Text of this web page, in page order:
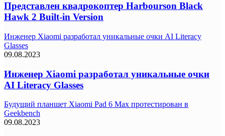
Представлен квадрокоптер Harbourson Black
Hawk 2 Built-in Version
Инженер Xiaomi разработал уникальные очки AI Literacy
Glasses
09.08.2023
Инженер Xiaomi разработал уникальные очки
AI Literacy Glasses
Будущий планшет Xiaomi Pad 6 Max протестирован в
Geekbench
09.08.2023